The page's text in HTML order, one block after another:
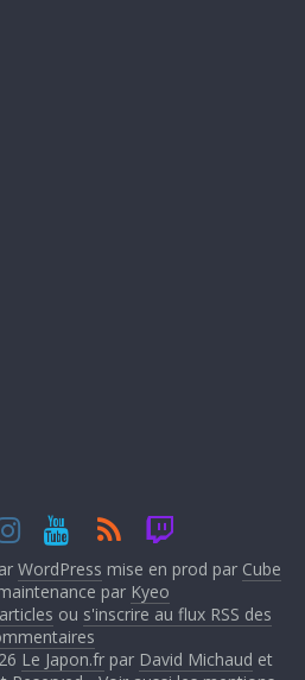
WordPress mise en prod par Cube
par Kyeo
ou s'inscrire au flux RSS des
Le Japon.fr par David Michaud et